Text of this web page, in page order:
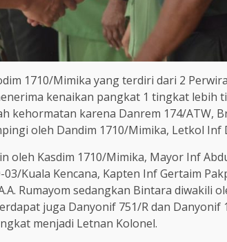
1710/Mimika yang terdiri dari 2
kenaikan pangkat 1 tingkat lebih
kehormatan karena Danrem 174/ATW,
oleh Dandim 1710/Mimika, Letkol Inf
oleh Kasdim 1710/Mimika, Mayor Inf
Kuala Kencana, Kapten Inf Gertaim
Rumayom sedangkan Bintara diwakili
juga Danyonif 751/R dan Danyonif
menjadi Letnan Kolonel.